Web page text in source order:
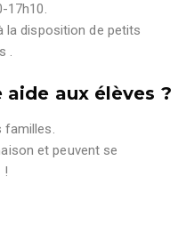
17h10.
la disposition de petits
.
aux élèves ?
familles.
et peuvent se
!